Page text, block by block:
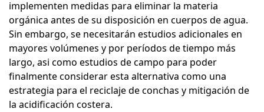
implementen medidas para eliminar la materia
orgánica antes de su disposición en cuerpos de agua.
Sin embargo, se necesitarán estudios adicionales en
mayores volúmenes y por períodos de tiempo más
largo, asi como estudios de campo para poder
finalmente considerar esta alternativa como una
estrategia para el reciclaje de conchas y mitigación de
la acidificación costera.